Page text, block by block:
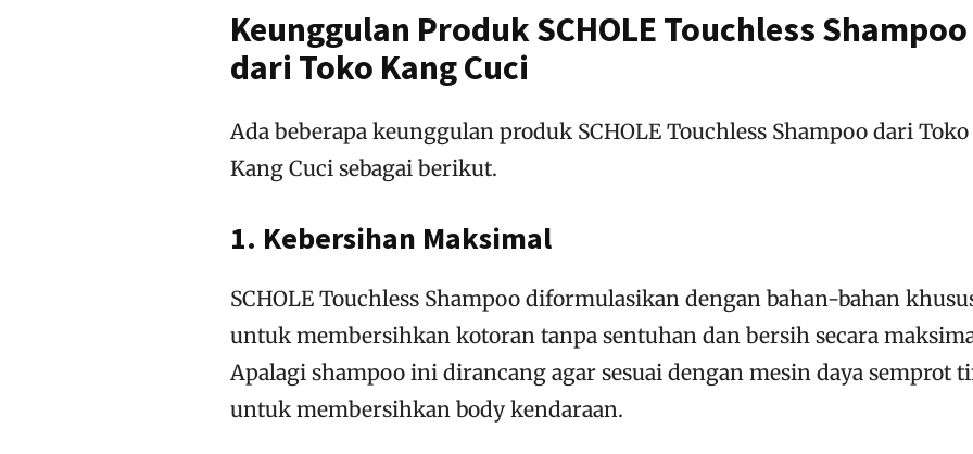
Keunggulan Produk SCHOLE Touchless Shampoo
dari Toko Kang Cuci
Ada beberapa keunggulan produk SCHOLE Touchless Shampoo dari Toko
Kang Cuci sebagai berikut.
1. Kebersihan Maksimal
SCHOLE Touchless Shampoo diformulasikan dengan bahan-bahan
untuk membersihkan kotoran tanpa sentuhan dan bersih secara
Apalagi shampoo ini dirancang agar sesuai dengan mesin daya semprot
untuk membersihkan body kendaraan.